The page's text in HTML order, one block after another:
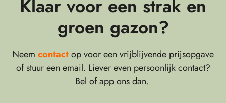
Klaar voor een strak en
groen gazon?
Neem contactop voor een vrijblijvende prijsopgave
of stuur een email. Liever even persoonlijk contact?
Bel of app ons dan.